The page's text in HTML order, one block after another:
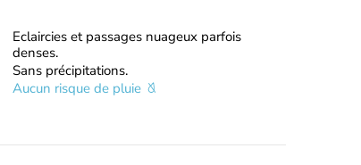
Eclaircies et passages nuageux parfois
denses.
Sans précipitations.
Aucun risque de pluie